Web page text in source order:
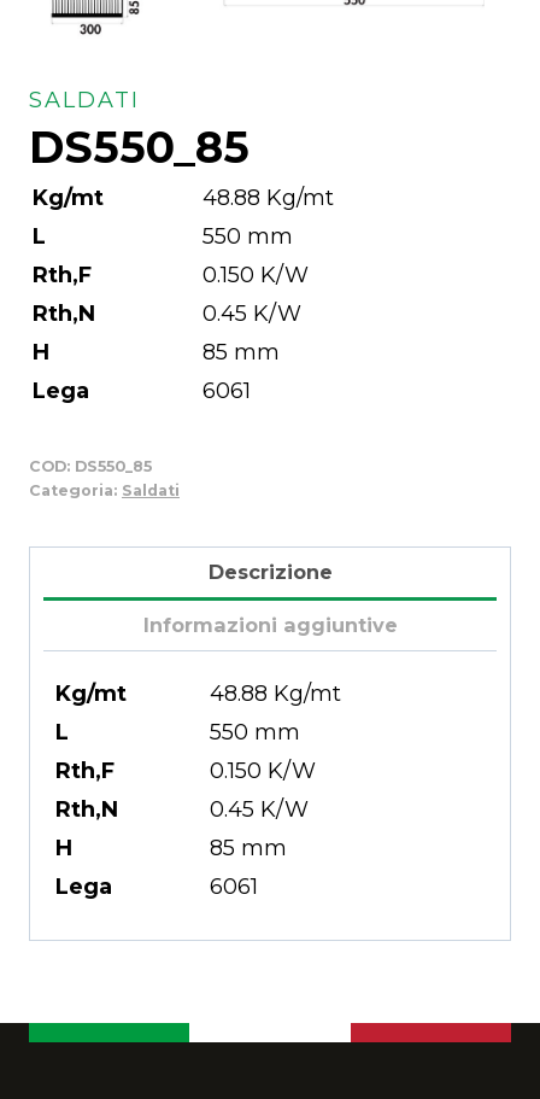
SALDATI
DS550_85
Kg/mt
48.88 Kg/mt
L
550 mm
Rth,F
0.150 K/W
Rth,N
0.45 K/W
H
85 mm
Lega
6061
COD: DS550_85
Categoria: Saldati
Descrizione
Informazioni aggiuntive
Kg/mt
48.88 Kg/mt
L
550 mm
Rth,F
0.150 K/W
Rth,N
0.45 K/W
H
85 mm
Lega
6061